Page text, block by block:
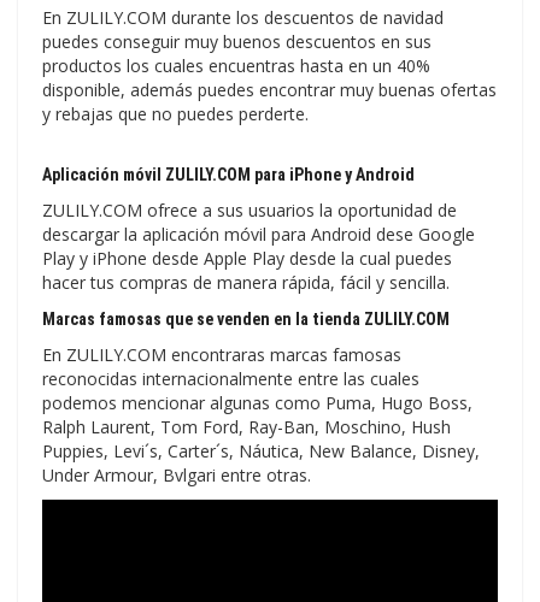
En ZULILY.COM durante los descuentos de navidad
puedes conseguir muy buenos descuentos en sus
productos los cuales encuentras hasta en un 40%
disponible, además puedes encontrar muy buenas ofertas
y rebajas que no puedes perderte.
Aplicación móvil ZULILY.COM para iPhone y Android
ZULILY.COM ofrece a sus usuarios la oportunidad de
descargar la aplicación móvil para Android dese Google
Play y iPhone desde Apple Play desde la cual puedes
hacer tus compras de manera rápida, fácil y sencilla.
Marcas famosas que se venden en la tienda ZULILY.COM
En ZULILY.COM encontraras marcas famosas
reconocidas internacionalmente entre las cuales
podemos mencionar algunas como Puma, Hugo Boss,
Ralph Laurent, Tom Ford, Ray-Ban, Moschino, Hush
Puppies, Levi´s, Carter´s, Náutica, New Balance, Disney,
Under Armour, Bvlgari entre otras.